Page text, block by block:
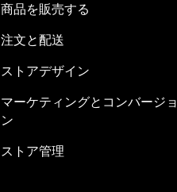
商品を販売する
注文と配送
ストアデザイン
マーケティングとコンバージョ
ン
ストア管理